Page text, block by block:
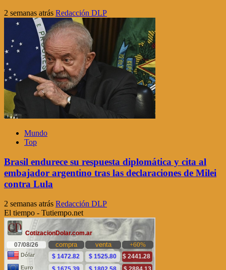
2 semanas atrás Redacción DLP
Mundo
Top
Brasil endurece su respuesta diplomática y cita al
embajador argentino tras las declaraciones de Milei
contra Lula
2 semanas atrás Redacción DLP
El tiempo - Tutiempo.net